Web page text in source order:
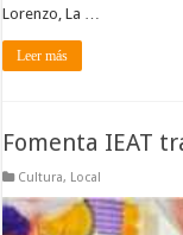
Lorenzo, La …
Leer más
Fomenta IEAT
Cultura, Local